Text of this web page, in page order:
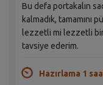
Bu defa portakalın
kalmadık, tamamını
lezzetli mi lezzetli
tavsiye ederim.
Hazırlama 1